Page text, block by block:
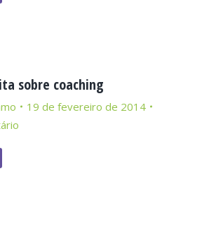
sobre coaching
19 de fevereiro de 2014